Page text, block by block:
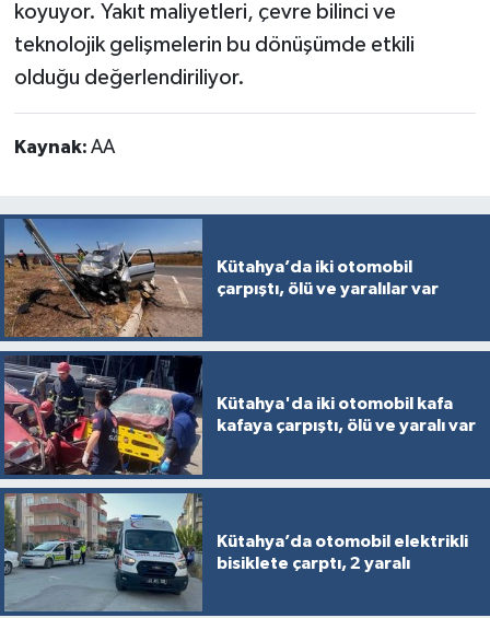
koyuyor. Yakıt maliyetleri, çevre bilinci ve
teknolojik gelişmelerin bu dönüşümde etkili
olduğu değerlendiriliyor.
Kaynak: AA
Kütahya’da iki otomobil
çarpıştı, ölü ve yaralılar var
Kütahya'da iki otomobil kafa
kafaya çarpıştı, ölü ve yaralı var
Kütahya’da otomobil elektrikli
bisiklete çarptı, 2 yaralı